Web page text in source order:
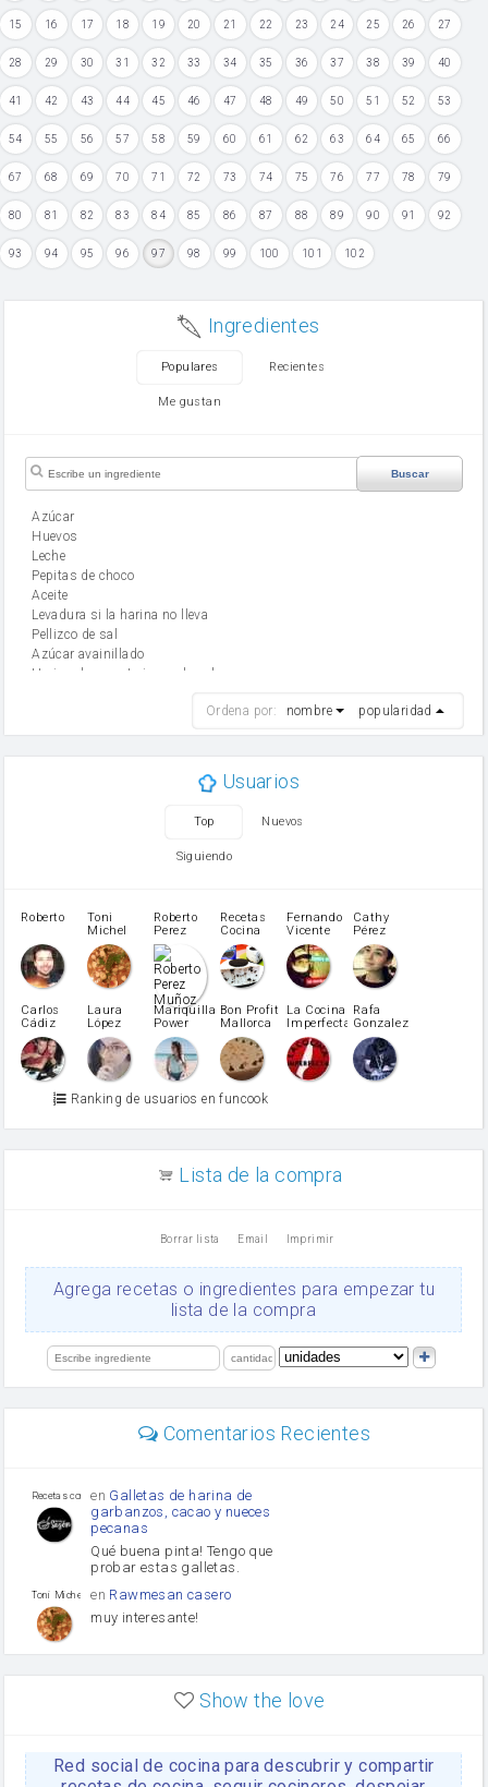
15 16 17 18 19 20 21 22 23 24 25 26 27
28 29 30 31 32 33 34 35 36 37 38 39 40
41 42 43 44 45 46 47 48 49 50 51 52 53
54 55 56 57 58 59 60 61 62 63 64 65 66
67 68 69 70 71 72 73 74 75 76 77 78 79
80 81 82 83 84 85 86 87 88 89 90 91 92
93 94 95 96 97 98 99 100 101 102
Ingredientes
Populares Recientes
Me gustan
Buscar
Azúcar
huevos
leche
Pepitas de choco
aceite
Levadura si la harina no lleva
Pellizco de sal
Azúcar avainillado
Harina de reposteria con levadura
mantequilla
Harina para bizcocho
patatas
pimiento rojo
Pimentón
pimiento verde
miel
vino blanco
Azúcar glass
Azúcar moreno
Zumo de limón
arroz
Ajos
Levadura
limón
Ordena por: nombre popularidad
Usuarios
Top Nuevos
Siguiendo
Roberto
Toni
Michel
Caubet
Roberto
Perez
Muñoz
Recetas
Cocina
Fernando
Vicente
Cathy
Pérez
Carlos
Cádiz
Laura
López
Martínez
Mariquilla
Power
Bon Profit
Mallorca
La Cocina
Imperfecta
Rafa
Gonzalez
Ranking de usuarios en funcook
Lista de la compra
Borrar lista Email Imprimir
Agrega recetas o ingredientes para empezar tu
lista de la compra
Comentarios Recientes
Recetas con sazon
en Galletas de harina de
garbanzos, cacao y nueces
pecanas
Qué buena pinta! Tengo que
probar estas galletas.
Toni Michel Caubet
en Rawmesan casero
muy interesante!
enLasaña casera fácil y
HOJALDROSA TV
enGachas de la abuela
Rosa
Show the love
Red social de cocina para descubrir y compartir